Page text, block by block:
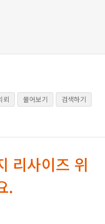
뢰 물어보기
검색하기
리사이즈 위
.